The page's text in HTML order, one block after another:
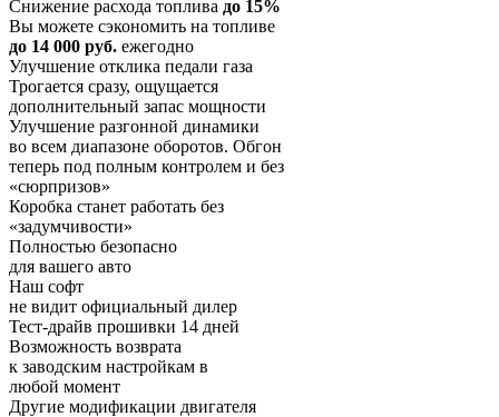
Снижение расхода топлива до 15%
Вы можете сэкономить на топливе
до 14 000 руб. ежегодно
Улучшение отклика педали газа
Трогается сразу, ощущается
дополнительный запас мощности
Улучшение разгонной динамики
во всем диапазоне оборотов. Обгон
теперь под полным контролем и без
«сюрпризов»
Коробка станет работать без
«задумчивости»
Полностью безопасно
для вашего авто
Наш софт
не видит официальный дилер
Тест-драйв прошивки 14 дней
Возможность возврата
к заводским настройкам в
любой момент
Другие модификации двигателя